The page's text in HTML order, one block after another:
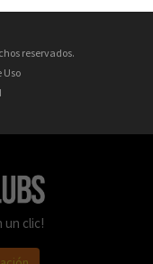
reservados.
Uso
un clic!